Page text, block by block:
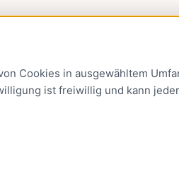
Cookies in ausgewähltem
ist freiwillig und kann